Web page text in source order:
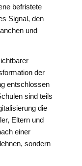
befristete
Signal, den
und
der
entschlossen
sind teils
die
Eltern und
einer
sondern